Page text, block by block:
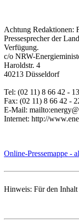
Achtung Redaktionen:
Pressesprecher der
Verfügung.
c/o NRW-
Haroldstr. 4
40213 Düsseldorf
Tel: (02 11) 8 66 42 - 13
Fax: (02 11) 8 66 42 -
E-Mail:
Internet: http://
Online-Pressemappe -
Hinweis: Für den